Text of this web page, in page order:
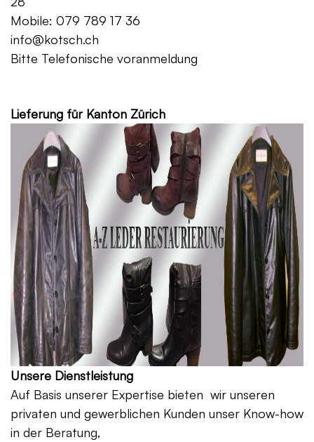
Mobile: 079 789 17 36
info@kotsch.ch
Bitte Telefonische voranmeldung
Lieferung für Kanton Zürich
Unsere Dienstleistung
Auf Basis unserer Expertise bieten wir unseren
privaten und gewerblichen Kunden unser Know-how
in der Beratung,